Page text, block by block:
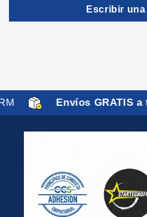
Escribir
Envíos GRATIS a